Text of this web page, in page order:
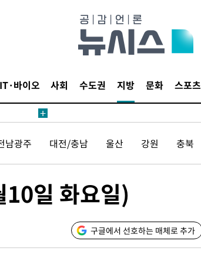
IT·바이오 사회 수도권 지방 문화 스포츠
색
강화"
황'
남광주 대전/충남 울산 강원 충북
일 화요일)
구글에서 선호하는 매체로 추가